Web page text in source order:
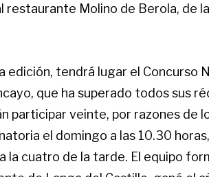
restaurante Molino de Berola, de
edición, tendrá lugar el Concurso
que ha superado todos sus
participar veinte, por razones de
el domingo a las 10.30
la cuatro de la tarde. El equipo